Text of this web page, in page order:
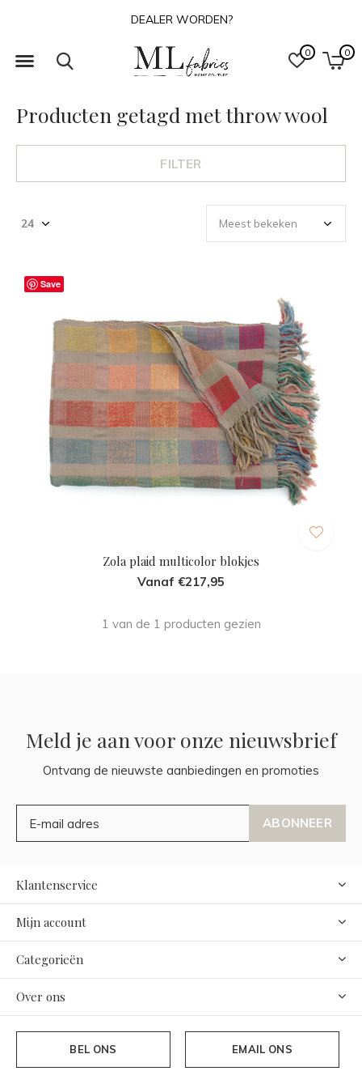
0 0
DEALER WORDEN?
Producten getagd met throw wool
FILTER
Zola plaid multicolor blokjes
Vanaf €217,95
1 van de 1 producten gezien
Meld je aan voor onze nieuwsbrief
Ontvang de nieuwste aanbiedingen en promoties
ABONNEER
Klantenservice
Mijn account
Categorieën
Over ons
BEL ONS EMAIL ONS
Save